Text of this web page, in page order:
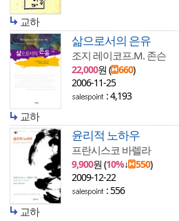
교하
삶으로서의 은유
조지 레이코프.M. 존슨
22,000원 ( 660)
2006-11-25
: 4,193
교하
윤리적 노하우
프란시스코 바렐라
9,900원 (10%↓ 550)
2009-12-22
: 556
교하